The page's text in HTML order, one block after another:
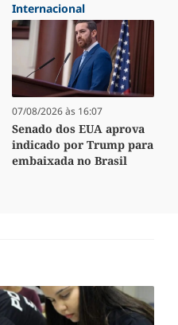
Internacional
07/08/2026 às 16:07
Senado dos EUA aprova
indicado por Trump para
embaixada no Brasil